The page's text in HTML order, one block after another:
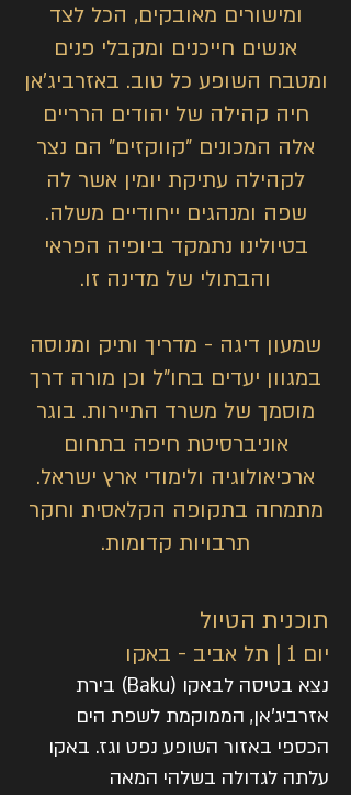
ומישורים מאובקים, הכל לצד
אנשים חייכנים ומקבלי פנים
ומטבח השופע כל טוב. באזרביג'אן
חיה קהילה של יהודים הרריים
אלה המכונים "קווקזים" הם נצר
לקהילה עתיקת יומין אשר לה
שפה ומנהגים ייחודיים משלה.
בטיולינו נתמקד ביופיה הפראי
והבתולי של מדינה זו.
שמעון דיגה - מדריך ותיק ומנוסה
במגוון יעדים בחו"ל וכן מורה דרך
מוסמך של משרד התיירות. בוגר
אוניברסיטת חיפה בתחום
ארכיאולוגיה ולימודי ארץ ישראל.
מתמחה בתקופה הקלאסית וחקר
תרבויות קדומות.
תוכנית הטיול
יום 1 | תל אביב - באקו
נצא בטיסה לבאקו (Baku) בירת
אזרביג'אן, הממוקמת לשפת הים
הכספי באזור השופע נפט וגז. באקו
עלתה לגדולה בשלהי המאה